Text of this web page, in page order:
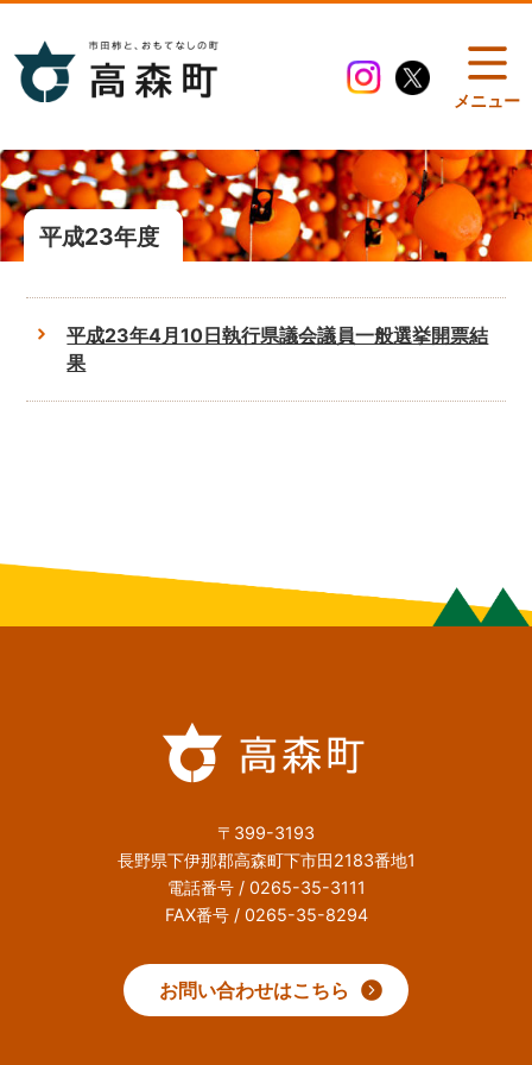
メニュー
平成23年度
平成23年4月10日執行県議会議員一般選挙開票結
果
〒399-3193
長野県下伊那郡高森町下市田2183番地1
電話番号 / 0265-35-3111
FAX番号 / 0265-35-8294
お問い合わせはこちら